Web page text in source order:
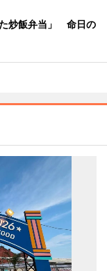
炒飯弁当」 命日の